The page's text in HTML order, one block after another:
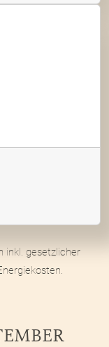
inkl. gesetzlicher